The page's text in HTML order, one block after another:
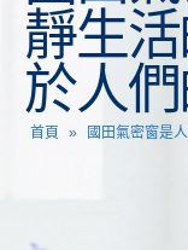
靜生
於人
首頁 » 國田氣密窗是